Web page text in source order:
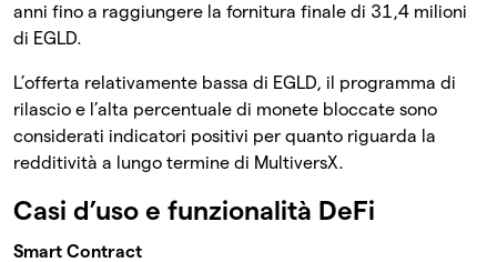
anni fino a raggiungere la fornitura finale di 31,4 milioni
di EGLD.
L’offerta relativamente bassa di EGLD, il programma di
rilascio e l’alta percentuale di monete bloccate sono
considerati indicatori positivi per quanto riguarda la
redditività a lungo termine di MultiversX.
Casi d’uso e funzionalità DeFi
Smart Contract